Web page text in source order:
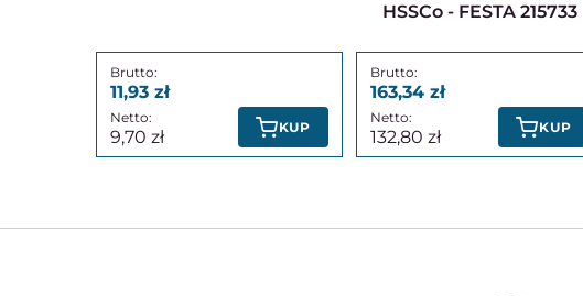
11,93
9,70 KUP
HSSCo - FESTA 215733
163,34
132,80 KUP